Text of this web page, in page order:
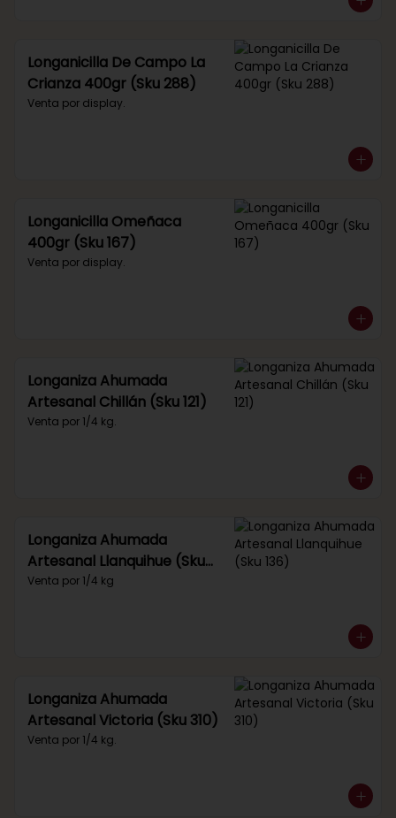
Longanicilla De Campo La
Crianza 400gr (Sku 288)
Venta por display.
Longanicilla Omeñaca
400gr (Sku 167)
Venta por display.
Longaniza Ahumada
Artesanal Chillán (Sku 121)
Venta por 1/4 kg.
Longaniza Ahumada
Artesanal Llanquihue (Sku
136)
Venta por 1/4 kg
Longaniza Ahumada
Artesanal Victoria (Sku 310)
Venta por 1/4 kg.